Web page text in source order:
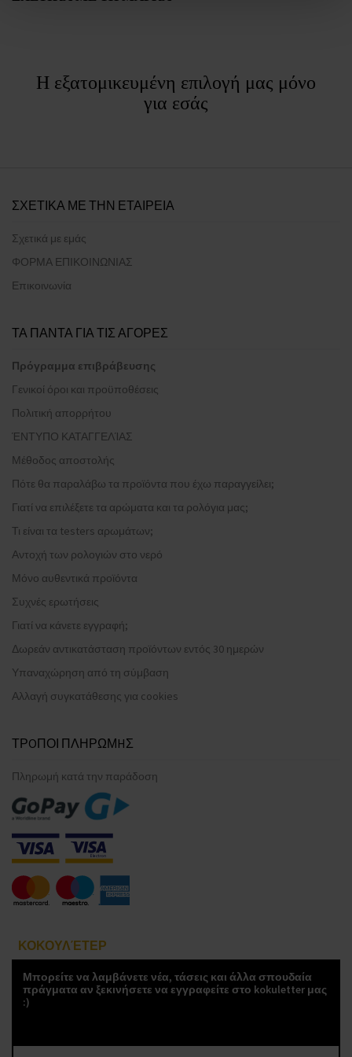
Η εξατομικευμένη επιλογή μας μόνο
για εσάς
ΣΧΕΤΙΚΑ ΜΕ ΤΗΝ ΕΤΑΙΡΕΙΑ
Σχετικά με εμάς
ΦΟΡΜΑ ΕΠΙΚΟΙΝΩΝΙΑΣ
Επικοινωνία
ΤΑ ΠΑΝΤΑ ΓΙΑ ΤΙΣ ΑΓΟΡΕΣ
Πρόγραμμα επιβράβευσης
Γενικοί όροι και προϋποθέσεις
Πολιτική απορρήτου
ΈΝΤΥΠΟ ΚΑΤΑΓΓΕΛΊΑΣ
Μέθοδος αποστολής
Πότε θα παραλάβω τα προϊόντα που έχω παραγγείλει;
Γιατί να επιλέξετε τα αρώματα και τα ρολόγια μας;
Τι είναι τα testers αρωμάτων;
Αντοχή των ρολογιών στο νερό
Μόνο αυθεντικά προϊόντα
Συχνές ερωτήσεις
Γιατί να κάνετε εγγραφή;
Δωρεάν αντικατάσταση προϊόντων εντός 30 ημερών
Υπαναχώρηση από τη σύμβαση
Αλλαγή συγκατάθεσης για cookies
ΤΡOΠΟΙ ΠΛΗΡΩΜHΣ
Πληρωμή κατά την παράδοση
ΚΟΚΟΥΛΈΤΕΡ
Μπορείτε να λαμβάνετε νέα, τάσεις και άλλα σπουδαία
πράγματα αν ξεκινήσετε να εγγραφείτε στο kokuletter μας
:)